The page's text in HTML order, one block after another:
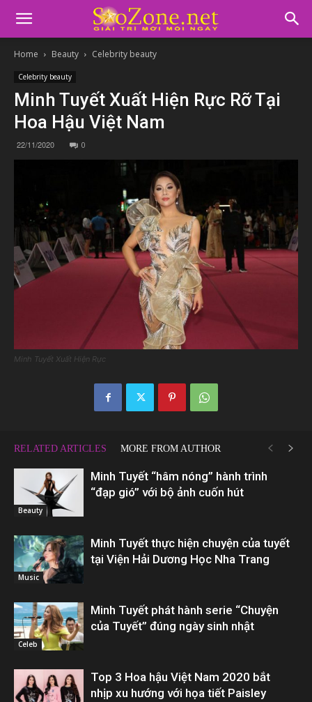
Home Beauty Celebrity beauty
Celebrity beauty
Minh Tuyết Xuất Hiện Rực Rỡ Tại
Hoa Hậu Việt Nam
22/11/2020 0
Minh Tuyết Xuất Hiện Rực
RELATED ARTICLES MORE FROM AUTHOR
Beauty
Minh Tuyết “hâm nóng” hành trình
“đạp gió” với bộ ảnh cuốn hút
Music
Minh Tuyết thực hiện chuyện của tuyết
tại Viện Hải Dương Học Nha Trang
Celeb
Minh Tuyết phát hành serie “Chuyện
của Tuyết” đúng ngày sinh nhật
Top 3 Hoa hậu Việt Nam 2020 bắt
nhịp xu hướng với họa tiết Paisley